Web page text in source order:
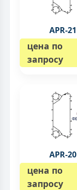
APR-21
цена по
запросу
APR-20
цена по
запросу